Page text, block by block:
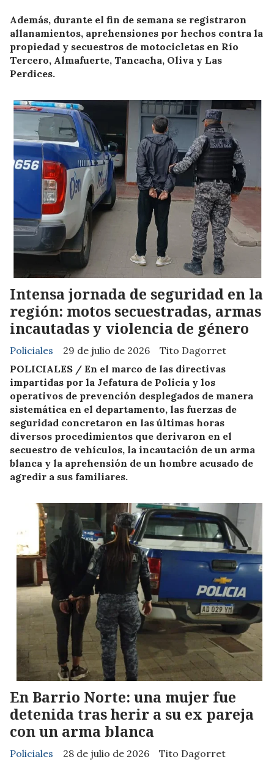
Además, durante el fin de semana se registraron
allanamientos, aprehensiones por hechos contra la
propiedad y secuestros de motocicletas en Río
Tercero, Almafuerte, Tancacha, Oliva y Las
Perdices.
Intensa jornada de seguridad en la
región: motos secuestradas, armas
incautadas y violencia de género
Tito Dagorret
Policiales
29 de julio de 2026
POLICIALES / En el marco de las directivas
impartidas por la Jefatura de Policía y los
operativos de prevención desplegados de manera
sistemática en el departamento, las fuerzas de
seguridad concretaron en las últimas horas
diversos procedimientos que derivaron en el
secuestro de vehículos, la incautación de un arma
blanca y la aprehensión de un hombre acusado de
agredir a sus familiares.
En Barrio Norte: una mujer fue
detenida tras herir a su ex pareja
con un arma blanca
Tito Dagorret
Policiales
28 de julio de 2026